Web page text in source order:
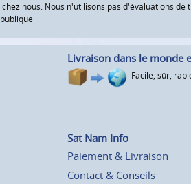
nous. Nous n'utilisons pas d'évaluations
Livraison dans le monde
Facile, sûr,
Sat Nam Info
Paiement & Livraison
Contact & Conseils